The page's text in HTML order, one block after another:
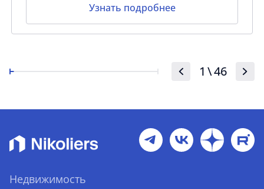
Узнать подробнее
1 \46
Недвижимость